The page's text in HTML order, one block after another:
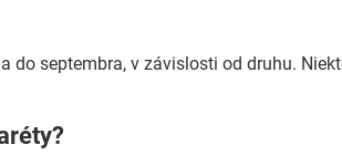
do septembra, v závislosti od druhu.